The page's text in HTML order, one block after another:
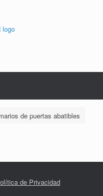
de puertas abatibles
de Privacidad